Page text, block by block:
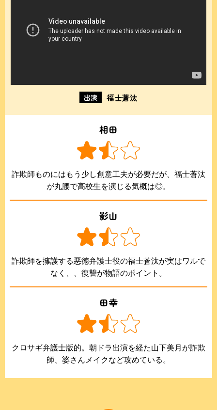
出演 福士蒼汰
相田
詐欺師ものにはもう少し創意工夫が必要だが、福士蒼汰
が丸腰で高校生を演じる気概は◎。
影山
詐欺師を擁護する悪徳弁護士役の福士蒼汰が実はワルで
なく、、復讐が物語のポイント。
田幸
クロサギ弁護士版的。朝ドラ出演を経た山下美月が詐欺
師、婆さんメイクなど攻めている。